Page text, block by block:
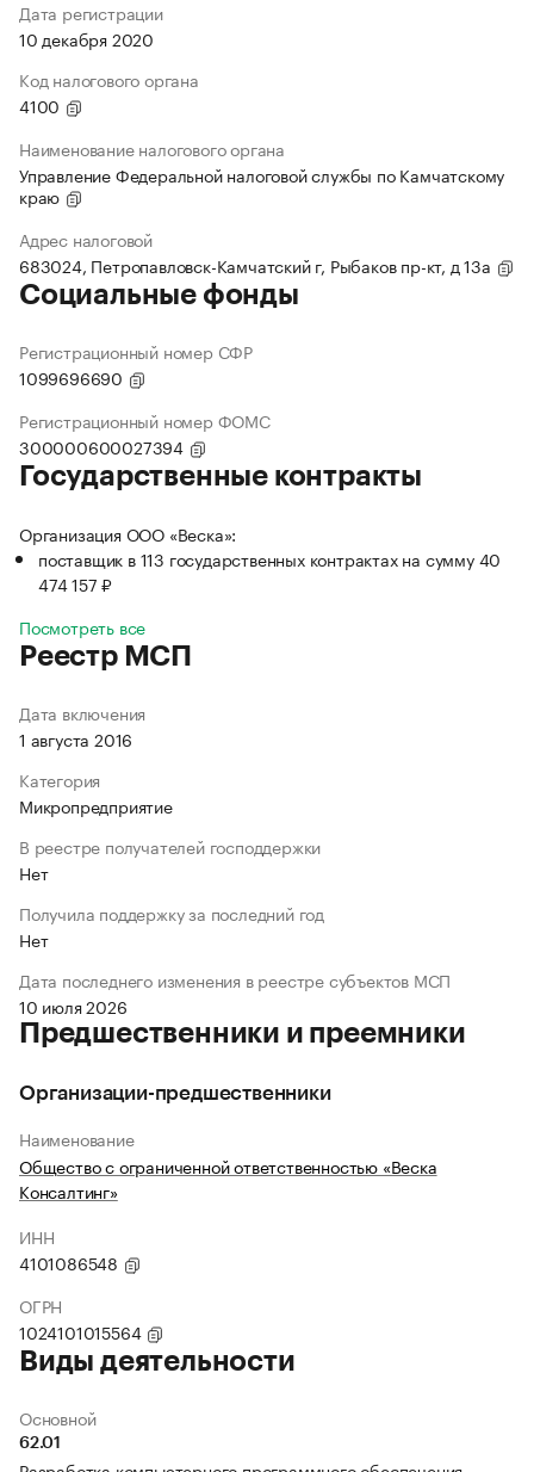
Дата регистрации
10 декабря 2020
Код налогового органа
4100
Наименование налогового органа
Управление Федеральной налоговой службы по Камчатскому
краю
Адрес налоговой
683024, Петропавловск-Камчатский г, Рыбаков пр-кт, д 13а
Социальные фонды
Регистрационный номер СФР
1099696690
Регистрационный номер ФОМС
300000600027394
Государственные контракты
Организация ООО «Веска»:
поставщик в 113 государственных контрактах на сумму 40
474 157 ₽
Посмотреть все
Реестр МСП
Дата включения
1 августа 2016
Категория
Микропредприятие
В реестре получателей господдержки
Нет
Получила поддержку за последний год
Нет
Дата последнего изменения в реестре субъектов МСП
10 июля 2026
Предшественники и преемники
Организации-предшественники
Наименование
Общество с ограниченной ответственностью «Веска
Консалтинг»
ИНН
4101086548
ОГРН
1024101015564
Виды деятельности
Основной
62.01